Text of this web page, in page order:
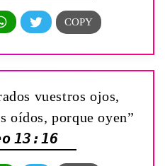
vuestros ojos,
oídos, porque oyen”
13:16